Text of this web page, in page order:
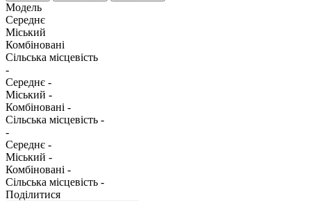
Модель
Середнє
Міський
Комбіновані
Сільська місцевість
-
Середнє -
Міський -
Комбіновані -
Сільська місцевість -
-
Середнє -
Міський -
Комбіновані -
Сільська місцевість -
Поділитися